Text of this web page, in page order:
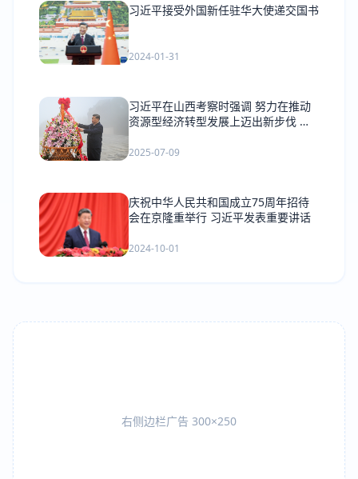
习近平接受外国新任驻华大使递交国书
2024-01-31
习近平在山西考察时强调 努力在推动
资源型经济转型发展上迈出新步伐 奋
章
2025-07-09
庆祝中华人民共和国成立75周年招待
会在京隆重举行 习近平发表重要讲话
2024-10-01
右侧边栏广告 300×250